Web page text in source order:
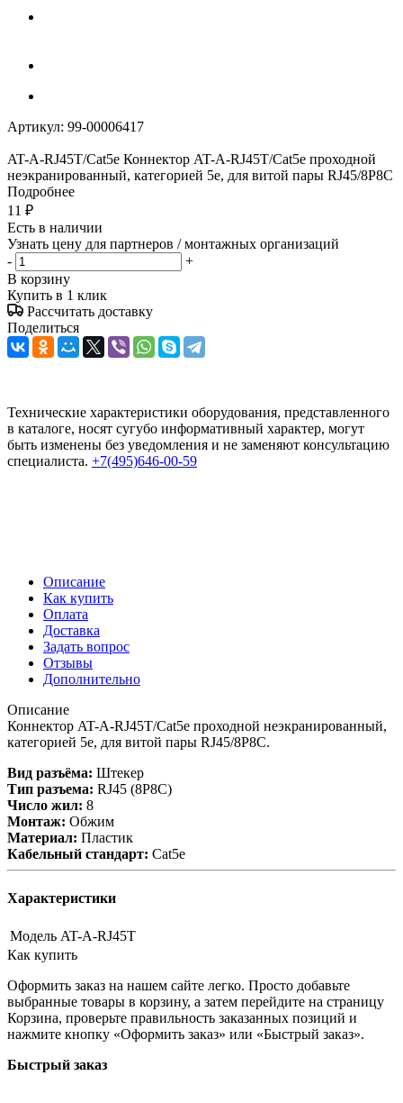
Артикул: 99-00006417
AT-A-RJ45T/Сat5e Коннектор AT-A-RJ45T/Сat5e проходной
неэкранированный, категорией 5e, для витой пары RJ45/8P8C
Подробнее
11 ₽
Есть в наличии
Узнать цену для партнеров / монтажных организаций
-
+
В корзину
Купить в 1 клик
Рассчитать доставку
Поделиться
Технические характеристики оборудования, представленного
в каталоге, носят сугубо информативный характер, могут
быть изменены без уведомления и не заменяют консультацию
специалиста. +7(495)646-00-59
Описание
Как купить
Оплата
Доставка
Задать вопрос
Отзывы
Дополнительно
Описание
Коннектор AT-A-RJ45T/Сat5e проходной неэкранированный,
категорией 5e, для витой пары RJ45/8P8C.
Вид разъёма: Штекер
Тип разъема: RJ45 (8Р8С)
Число жил: 8
Монтаж: Обжим
Материал: Пластик
Кабельный стандарт: Cat5e
Характеристики
Модель AT-A-RJ45T
Как купить
Оформить заказ на нашем сайте легко. Просто добавьте
выбранные товары в корзину, а затем перейдите на страницу
Корзина, проверьте правильность заказанных позиций и
нажмите кнопку «Оформить заказ» или «Быстрый заказ».
Быстрый заказ